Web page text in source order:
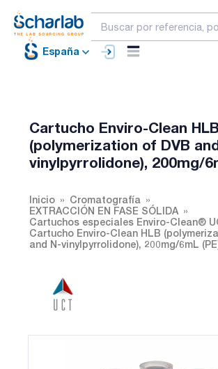
España
Cartucho Enviro-Clean HLB
(polymerization of DVB
vinylpyrrolidone), 200mg/
Inicio
Cromatografía
EXTRACCIÓN EN FASE SÓLIDA
Cartuchos especiales Enviro-Clean®
Cartucho Enviro-Clean HLB
and N-vinylpyrrolidone), 200mg/6mL